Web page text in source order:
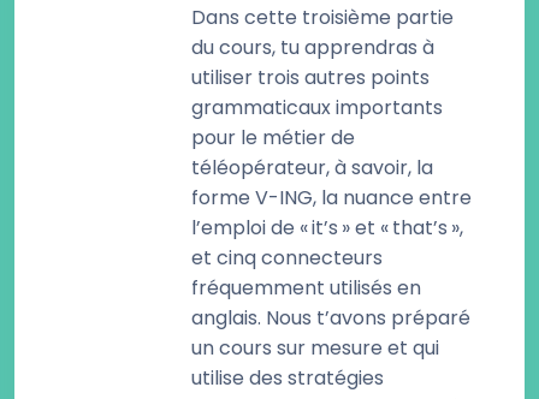
Dans cette troisième partie
du cours, tu apprendras à
utiliser trois autres points
grammaticaux importants
pour le métier de
téléopérateur, à savoir, la
forme V-ING, la nuance entre
l’emploi de « it’s » et « that’s »,
et cinq connecteurs
fréquemment utilisés en
anglais. Nous t’avons préparé
un cours sur mesure et qui
utilise des stratégies